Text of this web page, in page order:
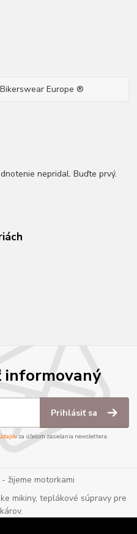
Bikerswear Europe ®
nepridal. Buďte prvý.
informovaný
Prihlásiť sa
za účelom zasielania newslettera.
- žijeme motorkami
mikiny, teplákové súpravy pre